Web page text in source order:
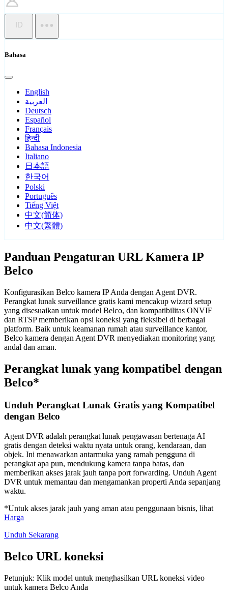
ID
Bahasa
English
العربية
Deutsch
Español
Français
हिन्दी
Bahasa Indonesia
Italiano
日本語
한국어
Polski
Português
Tiếng Việt
中文(简体)
中文(繁體)
Panduan Pengaturan URL Kamera IP
Belco
Konfigurasikan Belco kamera IP Anda dengan Agent DVR.
Perangkat lunak surveillance gratis kami mencakup wizard setup
yang disesuaikan untuk model Belco, dan kompatibilitas ONVIF
dan RTSP memberikan opsi koneksi yang fleksibel di berbagai
platform. Baik untuk keamanan rumah atau surveillance kantor,
Belco kamera dengan Agent DVR menyediakan monitoring yang
andal dan aman.
Perangkat lunak yang kompatibel dengan
Belco*
Unduh Perangkat Lunak Gratis yang Kompatibel
dengan Belco
Agent DVR adalah perangkat lunak pengawasan bertenaga AI
gratis dengan deteksi waktu nyata untuk orang, kendaraan, dan
objek. Ini menawarkan antarmuka yang ramah pengguna di
perangkat apa pun, mendukung kamera tanpa batas, dan
memberikan akses jarak jauh tanpa port forwarding. Unduh Agent
DVR untuk memantau dan mengamankan properti Anda sepanjang
waktu.
*Untuk akses jarak jauh yang aman atau penggunaan bisnis, lihat
Harga
Unduh Sekarang
Belco URL koneksi
Petunjuk: Klik model untuk menghasilkan URL koneksi video
untuk kamera Belco Anda